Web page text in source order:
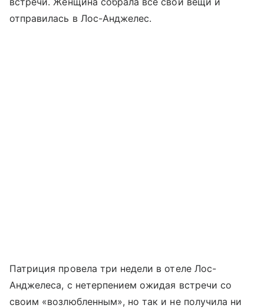
отправилась в Лос-Анджелес.
Патриция провела три недели в отеле Лос-
Анджелеса, с нетерпением ожидая встречи со
своим «возлюбленным», но так и не получила ни